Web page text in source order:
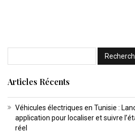
Articles Récents
Véhicules électriques en Tunisie :
application pour localiser et suivre
réel